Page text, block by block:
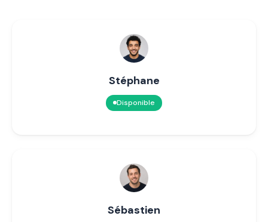
Stéphane
Disponible
Sébastien